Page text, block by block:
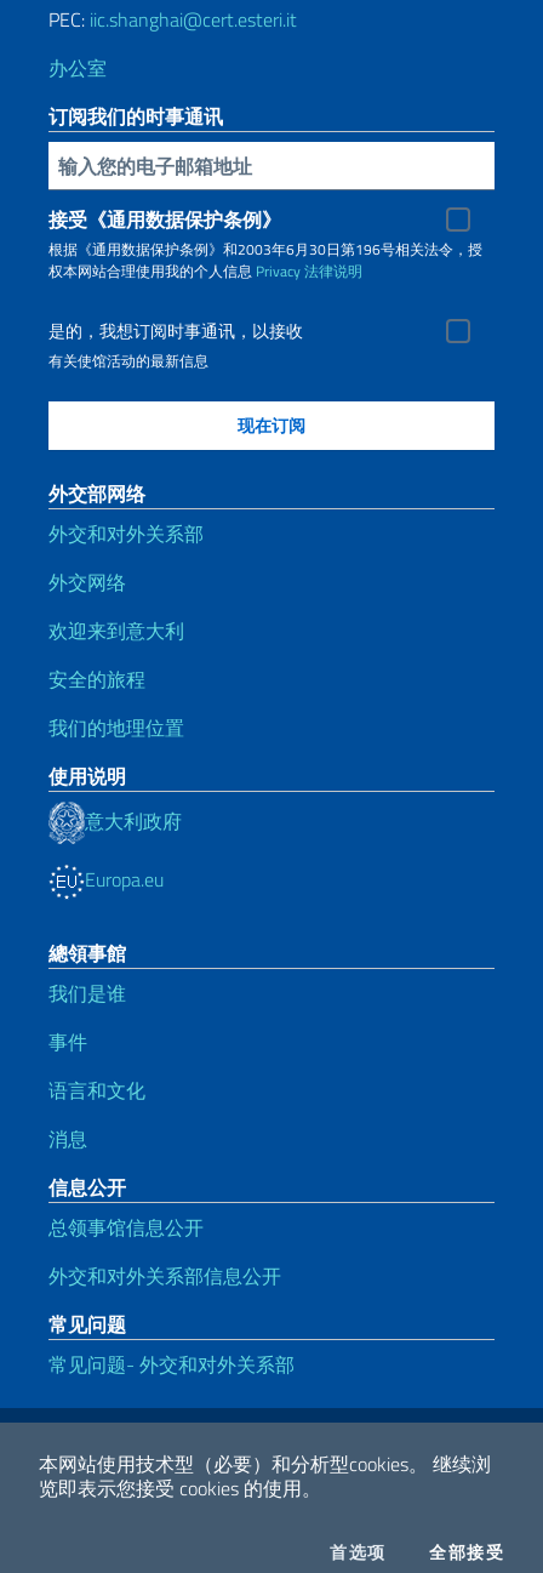
本网站使用技术型（必要）和分析型cookies。
继续浏
览即表示您接受 cookies 的使用。
首选项 COOKIES全部接受I
PEC: iic.shanghai@cert.esteri.it
办公室
订阅我们的时事通讯
插入你的電子郵件
接受《通用数据保护条例》
根据《通用数据保护条例》和2003年6月30日第196号相关法令，授
权本网站合理使用我的个人信息 Privacy法律说明
是的，我想订阅时事通讯，以接收
有关使馆活动的最新信息
外交部网络
外交和对外关系部
外交网络
欢迎来到意大利
安全的旅程
我们的地理位置
使用说明
意大利政府
Europa.eu
總領事館
我们是谁
事件
语言和文化
消息
信息公开
总领事馆信息公开
外交和对外关系部信息公开
常见问题
常见问题- 外交和对外关系部
有用的链接
Note legaliPrivacy e cookie policyDichiarazione di accessibilità